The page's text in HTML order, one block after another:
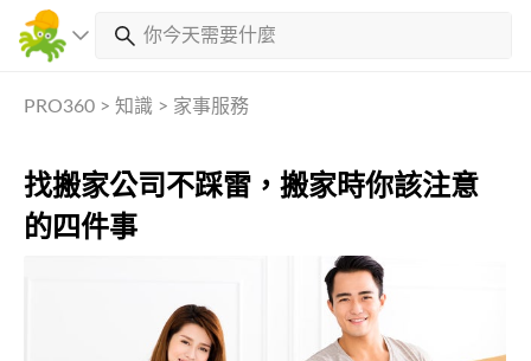
PRO360 > 知識 > 家事服務
找搬家公司不踩雷，搬家時你該注意
的四件事